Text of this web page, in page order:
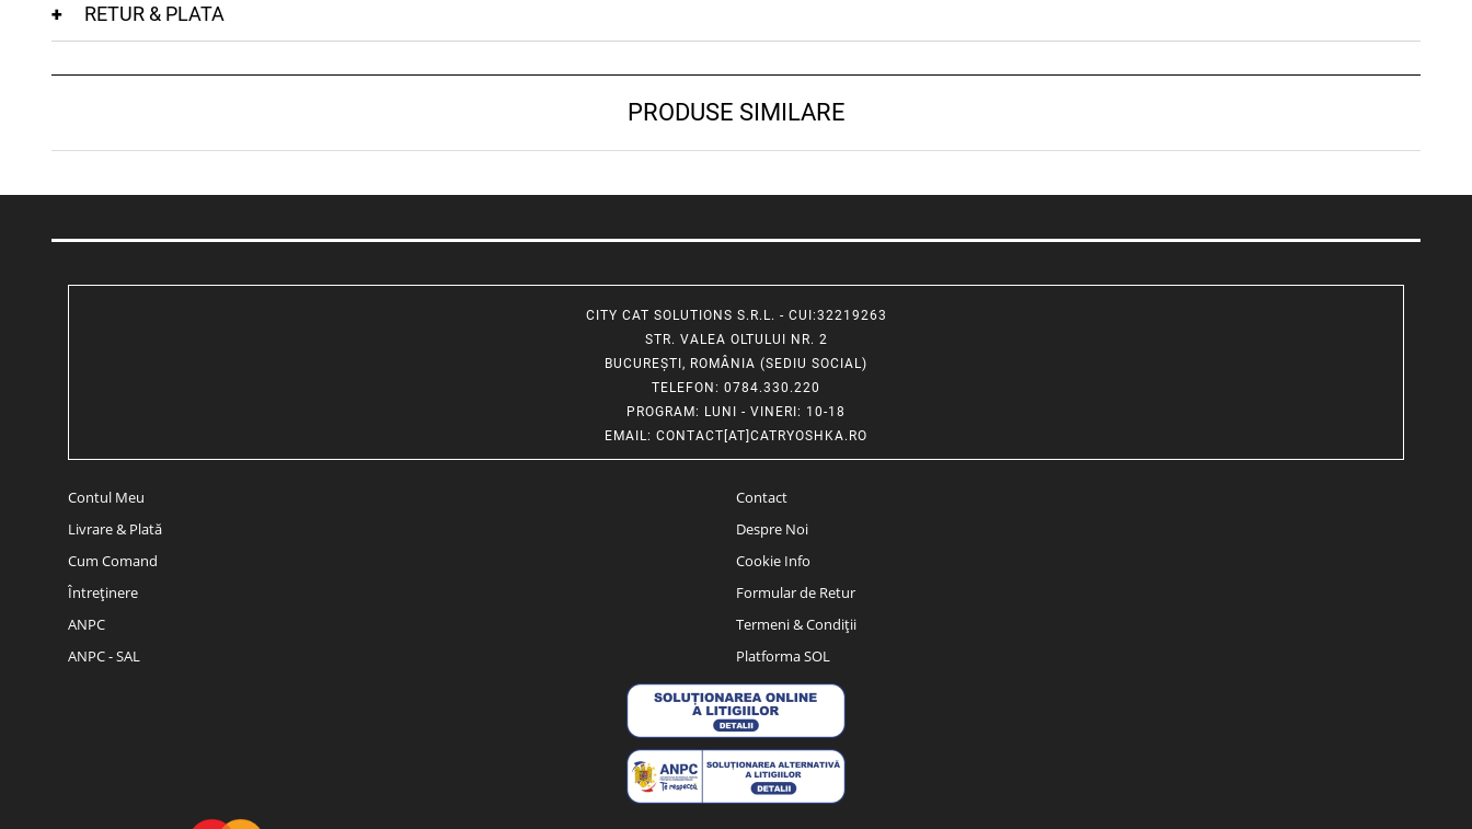
RETUR & PLATA
PRODUSE SIMILARE
CITY CAT SOLUTIONS S.R.L. - CUI:32219263
STR. VALEA OLTULUI NR. 2
BUCUREȘTI, ROMÂNIA (SEDIU SOCIAL)
TELEFON : 0784.330.220
PROGRAM: LUNI - VINERI: 10-18
EMAIL: CONTACT[AT]CATRYOSHKA.RO
Contul Meu
Livrare & Plată
Cum Comand
Întreținere
ANPC
ANPC - SAL
Contact
Despre Noi
Cookie Info
Formular de Retur
Termeni & Condiții
Platforma SOL